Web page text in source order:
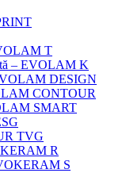
T
– EVOLAM K
DESIGN
CONTOUR
SMART
TVG
R
S